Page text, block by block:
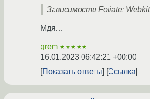
Зависимости Foliate:
Мдя…
grem ★★★★★
16.01.2023 06:42:21 +00:00
Показать ответы
Ссылка